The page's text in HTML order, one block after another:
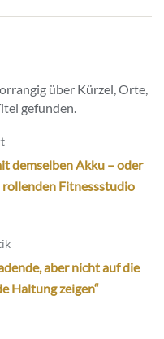
über Kürzel, Orte,
gefunden.
demselben Akku – oder
rollenden Fitnessstudio
aber nicht auf die
Haltung zeigen“